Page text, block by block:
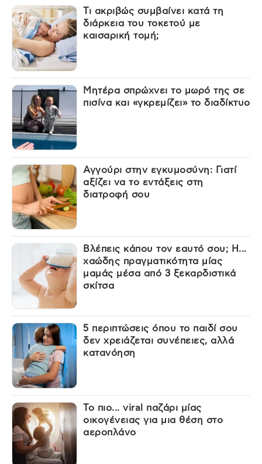
Τι ακριβώς συμβαίνει κατά τη
διάρκεια του τοκετού με
καισαρική τομή;
Μητέρα σπρώχνει το μωρό της σε
πισίνα και «γκρεμίζει» το διαδίκτυο
Αγγούρι στην εγκυμοσύνη: Γιατί
αξίζει να το εντάξεις στη
διατροφή σου
Βλέπεις κάπου τον εαυτό σου; Η...
χαώδης πραγματικότητα μίας
μαμάς μέσα από 3 ξεκαρδιστικά
σκίτσα
5 περιπτώσεις όπου το παιδί σου
δεν χρειάζεται συνέπειες, αλλά
κατανόηση
Το πιο... viral παζάρι μίας
οικογένειας για μια θέση στο
αεροπλάνο